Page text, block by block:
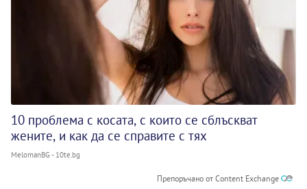
10 проблема с косата, с които се сблъскват
жените, и как да се справите с тях
MelomanBG - 10te.bg
Препоръчано от Content Exchange